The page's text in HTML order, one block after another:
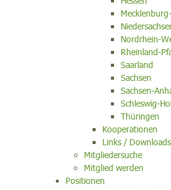
Nordrhein-
Rheinland-
Saarland
Sachsen
Sachsen-
Schleswig-
Thüringen
Kooperationen
Links / Downloads
Mitgliedersuche
Mitglied werden
Positionen